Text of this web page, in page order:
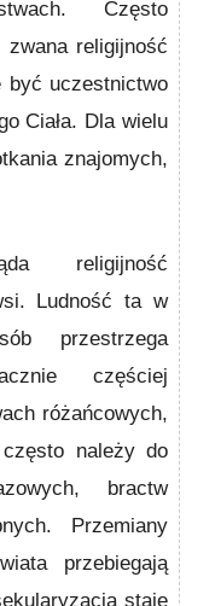
Często
religijność
być uczestnictwo
Ciała. Dla wielu
znajomych,
religijność
Ludność ta w
przestrzega
częściej
różańcowych,
należy do
bractw
Przemiany
przebiegają
staje